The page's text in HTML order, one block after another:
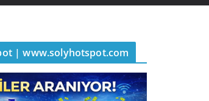
| www.solyhotspot.com